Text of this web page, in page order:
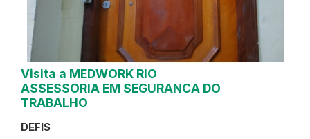
Visita a MEDWORK RIO
ASSESSORIA EM SEGURANCA DO
TRABALHO
DEFIS